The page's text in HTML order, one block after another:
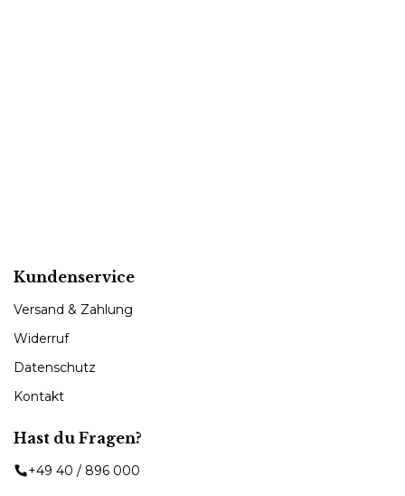
Kundenservice
Versand & Zahlung
Widerruf
Datenschutz
Kontakt
Hast du Fragen?
+49 40 / 896 000